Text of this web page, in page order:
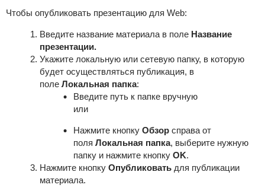
Чтобы опубликовать презентациюдля Web:
Введите название материала в поле Название
презентации.
Укажите локальную или сетевую папку, в которую
будет осуществляться публикация, в
поле Локальная папка:
Введите путь к папке вручную
или
Нажмите кнопку Обзорсправа от
поля Локальная папка, выберите нужную
папку и нажмите кнопку OK.
Нажмите кнопку Опубликоватьдля публикации
материала.